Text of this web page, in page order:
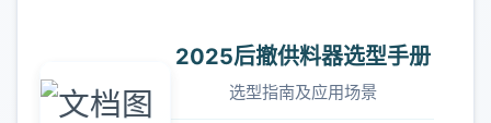
2025后撤供料器选型手册
选型指南及应用场景